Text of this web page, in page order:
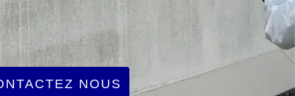
NOUS